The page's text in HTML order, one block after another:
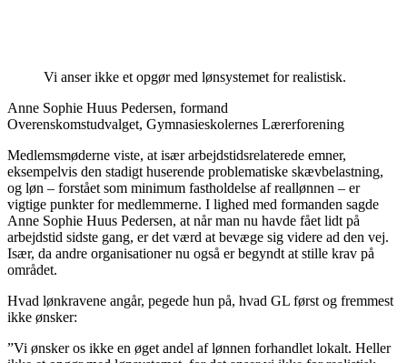
Vi anser ikke et opgør med lønsystemet for realistisk.
Anne Sophie Huus Pedersen, formand
Overenskomstudvalget, Gymnasieskolernes Lærerforening
Medlemsmøderne viste, at især arbejdstidsrelaterede emner,
eksempelvis den stadigt huserende problematiske skævbelastning,
og løn – forstået som minimum fastholdelse af reallønnen – er
vigtige punkter for medlemmerne. I lighed med formanden sagde
Anne Sophie Huus Pedersen, at når man nu havde fået lidt på
arbejdstid sidste gang, er det værd at bevæge sig videre ad den vej.
Især, da andre organisationer nu også er begyndt at stille krav på
området.
Hvad lønkravene angår, pegede hun på, hvad GL først og fremmest
ikke ønsker:
”Vi ønsker os ikke en øget andel af lønnen forhandlet lokalt. Heller